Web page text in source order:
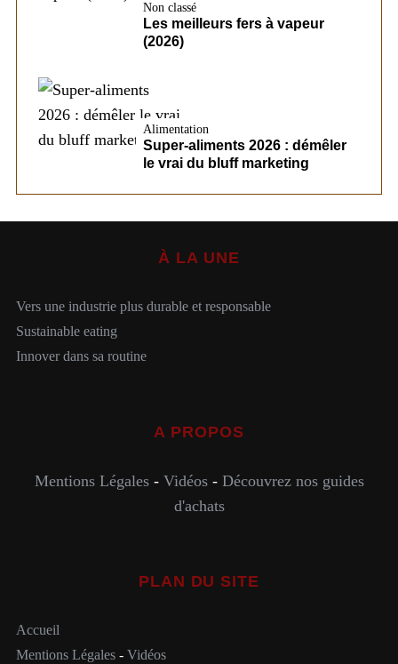
Non classé
Les meilleurs fers à vapeur
(2026)
Alimentation
Super-aliments 2026 : démêler
le vrai du bluff marketing
À LA UNE
Vers une industrie plus durable et responsable
Sustainable eating
Innover dans sa routine
A PROPOS
Mentions Légales- Vidéos- Découvrez nos guides
d'achats
PLAN DU SITE
Accueil
Mentions Légales- Vidéos